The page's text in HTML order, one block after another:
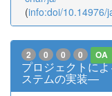
(info:doi/10.14976/
2 0 0 0 OA
プロジェクトに
ステムの実装―